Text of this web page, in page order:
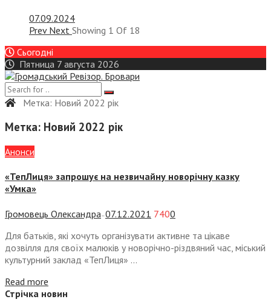
07.09.2024
Prev Next Showing 1 Of 18
Сьогодні
Пятница 7 августа 2026
Метка: Новий 2022 рік
Метка: Новий 2022 рік
Анонси
«ТепЛиця» запрошує на незвичайну новорічну казку
«Умка»
Громовець Олександра —07.12.2021 7400
Для батьків, які хочуть організувати активне та цікаве
дозвілля для своїх малюків у новорічно-різдвяний час, міський
культурний заклад «ТепЛиця» ...
Read more
Стрічка новин